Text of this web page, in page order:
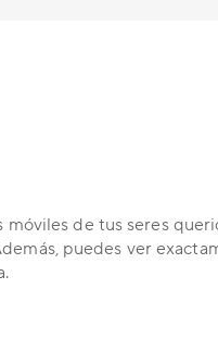
de tus seres
puedes ver